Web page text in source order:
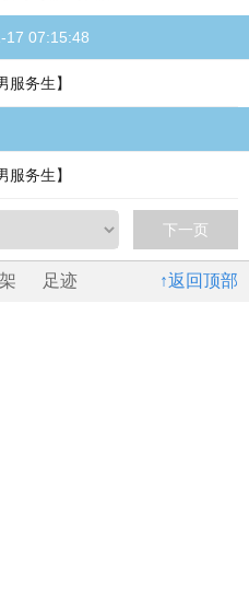
17 07:15:48
务生】
务生】
下一页
↑返回顶部
足迹